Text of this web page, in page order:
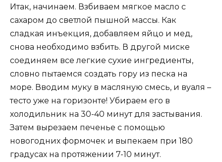
Итак, начинаем. Взбиваем мягкое масло с
сахаром до светлой пышной массы. Как
сладкая инъекция, добавляем яйцо и мед,
снова необходимо взбить. В другой миске
соединяем все легкие сухие ингредиенты,
словно пытаемся создать гору из песка на
море. Вводим муку в масляную смесь, и вуаля –
тесто уже на горизонте! Убираем его в
холодильник на 30-40 минут для застывания.
Затем вырезаем печенье с помощью
новогодних формочек и выпекаем при 180
градусах на протяжении 7-10 минут.